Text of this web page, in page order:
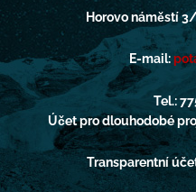
Horovo náměstí
E-mail:
Tel.:
Účet pro dlouhodobé
Transparentní